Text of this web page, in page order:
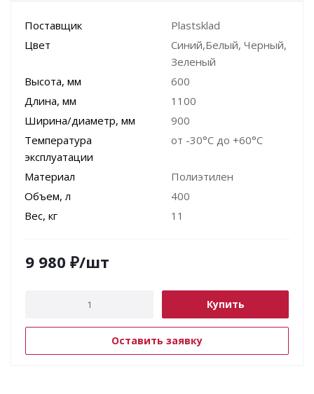
Поставщик
Plastsklad
Цвет
Синий,Белый, Черный,
Зеленый
Высота, мм
600
Длина, мм
1100
Ширина/диаметр, мм
900
Температура
эксплуатации
от -30°C до +60°C
Материал
Полиэтилен
Объем, л
400
Вес, кг
11
9 980 ₽/шт
Купить
Оставить заявку